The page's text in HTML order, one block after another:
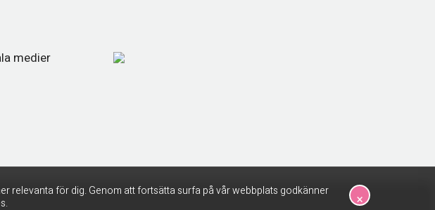
relevanta för dig. Genom att fortsätta surfa på vår webbplats godkänner
×
medier